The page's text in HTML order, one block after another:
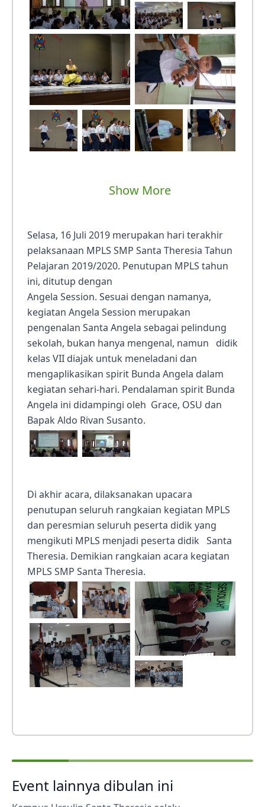
Show More
Selasa, 16 Juli 2019 merupakan hari terakhir
pelaksanaan MPLS SMP Santa Theresia Tahun
Pelajaran 2019/2020. Penutupan MPLS tahun
ini, ditutup dengan
Angela Session. Sesuai dengan namanya,
kegiatan Angela Session merupakan
pengenalan Santa Angela sebagai pelindung
sekolah, bukan hanya mengenal, namun didik
kelas VII diajak untuk meneladani dan
mengaplikasikan spirit Bunda Angela dalam
kegiatan sehari-hari. Pendalaman spirit Bunda
Angela ini didampingi oleh Grace, OSU dan
Bapak Aldo Rivan Susanto.
Di akhir acara, dilaksanakan upacara
penutupan seluruh rangkaian kegiatan MPLS
dan peresmian seluruh peserta didik yang
mengikuti MPLS menjadi peserta didik Santa
Theresia. Demikian rangkaian acara kegiatan
MPLS SMP Santa Theresia.
Event lainnya dibulan ini